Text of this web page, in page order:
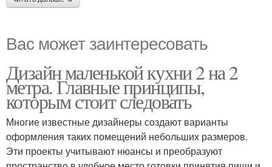
Вас может заинтересовать
Дизайн маленькой кухни 2 на 2
метра. Главные принципы,
которым стоит следовать
Многие известные дизайнеры создают варианты
оформления таких помещений небольших размеров.
Эти проекты учитывают нюансы и преобразуют